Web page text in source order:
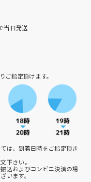
当日発送
ご指定頂けます。
は、到着日時をご指定頂き
下さい。
込およびコンビニ決済の場
います。